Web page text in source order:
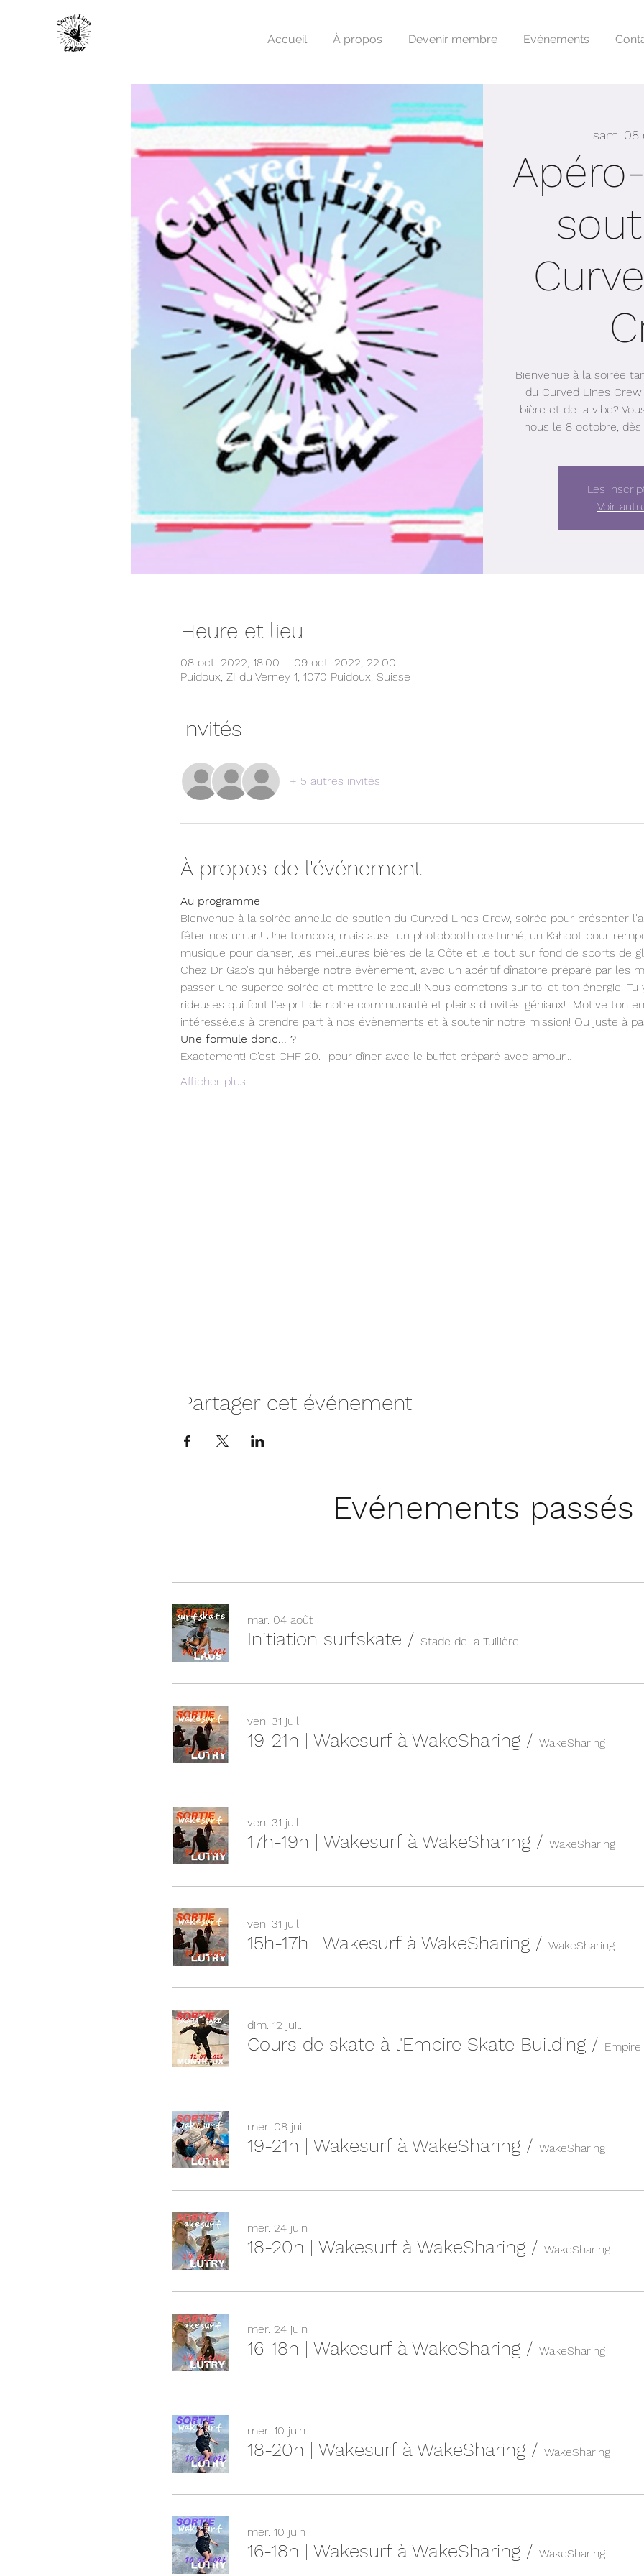
Accueil À propos Devenir membre Evènements
sam. 08
Bienvenue à la soirée
du Curved Lines
bière et de la vibe?
nous le 8 octobre, dès
Les
Voir
Heure et lieu
08 oct. 2022, 18:00 – 09 oct. 2022, 22:00
Puidoux, ZI du Verney 1, 1070 Puidoux, Suisse
Invités
+ 5 autres invités
À propos de l'événement
Au programme
Bienvenue à la soirée annelle de soutien du Curved Lines Crew, soirée pour présenter
fêter nos un an! Une tombola, mais aussi un photobooth costumé, un Kahoot pour
musique pour danser, les meilleures bières de la Côte et le tout sur fond de sports de
Chez Dr Gab's qui héberge notre évènement, avec un apéritif dînatoire préparé par les
passer une superbe soirée et mettre le zbeul! Nous comptons sur toi et ton énergie! Tu
rideuses qui font l'esprit de notre communauté et pleins d'invités géniaux!  Motive ton
intéressé.e.s à prendre part à nos évènements et à soutenir notre mission! Ou juste à
Une formule donc... ?
Exactement! C'est CHF 20.- pour dîner avec le buffet préparé avec amour…
Afficher plus
Partager cet événement
Evénements passés
mar. 04 août
Initiation surfskate / Stade de la Tuilière
ven. 31 juil.
19-21h | Wakesurf à WakeSharing / WakeSharing
ven. 31 juil.
17h-19h | Wakesurf à WakeSharing / WakeSharing
ven. 31 juil.
15h-17h | Wakesurf à WakeSharing / WakeSharing
dim. 12 juil.
Cours de skate à l'Empire Skate Building /
mer. 08 juil.
19-21h | Wakesurf à WakeSharing / WakeSharing
mer. 24 juin
18-20h | Wakesurf à WakeSharing / WakeSharing
mer. 24 juin
16-18h | Wakesurf à WakeSharing / WakeSharing
mer. 10 juin
18-20h | Wakesurf à WakeSharing / WakeSharing
mer. 10 juin
16-18h | Wakesurf à WakeSharing / WakeSharing